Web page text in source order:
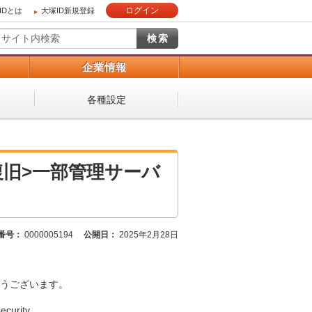
とは 大塚ID新規登録 ログイン
企業情報
各種設定
>一部管理サーバ
号： 0000005194 公開日： 2025年2月28日
ございます。